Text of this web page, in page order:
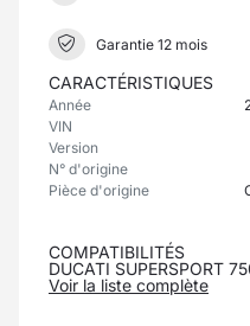
Garantie 12 mois
CARACTÉRISTIQUES
Année
VIN
Version
N° d'origine
Pièce d'origine
COMPATIBILITÉS
DUCATI SUPERSPORT
Voir la liste complète